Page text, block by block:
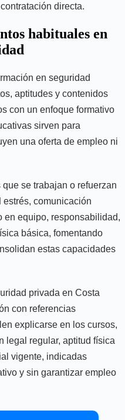
directa.
habituales en
en seguridad
aptitudes y contenidos
con un enfoque formativo
sirven para
una oferta de empleo ni
se trabajan o refuerzan
comunicación
en equipo, responsabilidad,
básica, fomentando
estas capacidades
privada en Costa
con referencias
explicarse en los cursos,
legal regular, aptitud física
vigente, indicadas
y sin garantizar empleo